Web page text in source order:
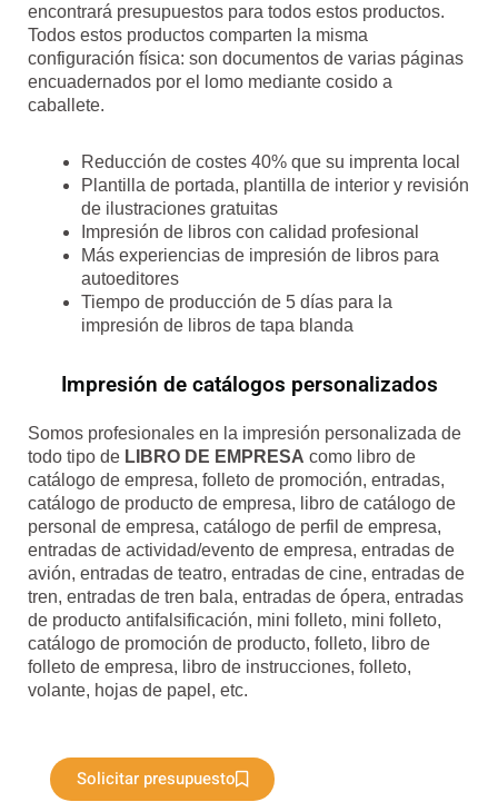
encontrará presupuestos para todos estos productos.
Todos estos productos comparten la misma
configuración física: son documentos de varias páginas
encuadernados por el lomo mediante cosido a
caballete.
Reducción de costes 40% que su imprenta local
Plantilla de portada, plantilla de interior y revisión
de ilustraciones gratuitas
Impresión de libros con calidad profesional
Más experiencias de impresión de libros para
autoeditores
Tiempo de producción de 5 días para la
impresión de libros de tapa blanda
Impresión de catálogos personalizados
Somos profesionales en la impresión personalizada de
todo tipo de LIBRO DE EMPRESA como libro de
catálogo de empresa, folleto de promoción, entradas,
catálogo de producto de empresa, libro de catálogo de
personal de empresa, catálogo de perfil de empresa,
entradas de actividad/evento de empresa, entradas de
avión, entradas de teatro, entradas de cine, entradas de
tren, entradas de tren bala, entradas de ópera, entradas
de producto antifalsificación, mini folleto, mini folleto,
catálogo de promoción de producto, folleto, libro de
folleto de empresa, libro de instrucciones, folleto,
volante, hojas de papel, etc.
Solicitar presupuesto